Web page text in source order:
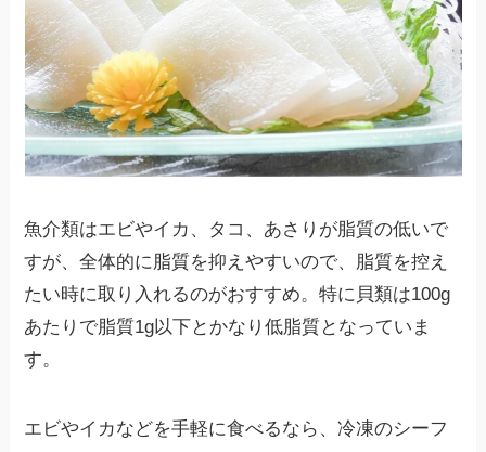
魚介類はエビやイカ、タコ、あさりが脂質の低いで
すが、全体的に脂質を抑えやすいので、脂質を控え
たい時に取り入れるのがおすすめ。特に貝類は100g
あたりで脂質1g以下とかなり低脂質となっていま
す。
エビやイカなどを手軽に食べるなら、冷凍のシーフ